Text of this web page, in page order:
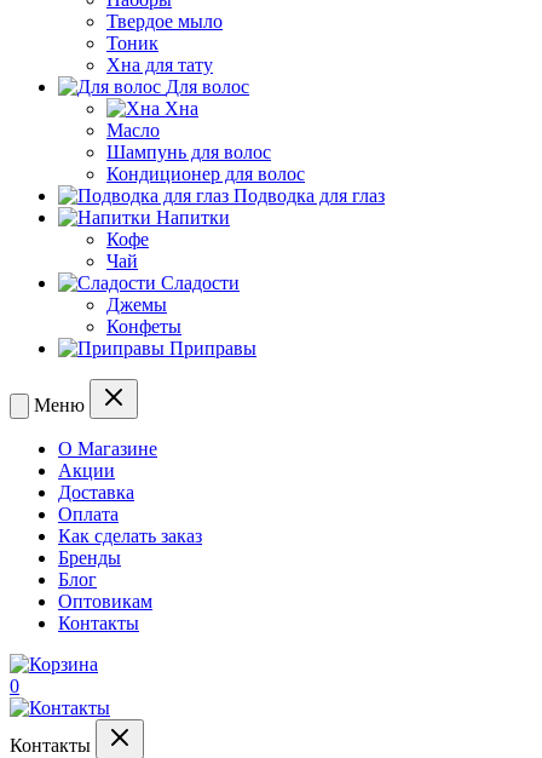
Твердое мыло
Тоник
Хна для тату
Для волос
Хна
Масло
Шампунь для волос
Кондиционер для волос
Подводка для глаз
Напитки
Кофе
Чай
Сладости
Джемы
Конфеты
Приправы
Меню
О Магазине
Акции
Доставка
Оплата
Как сделать заказ
Бренды
Блог
Оптовикам
Контакты
0
Контакты